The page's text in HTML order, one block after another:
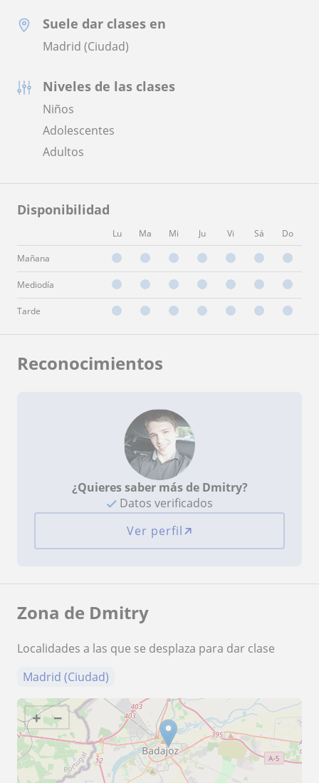
Suele dar clases en
Madrid (Ciudad)
Niveles de las clases
Niños
Adolescentes
Adultos
Disponibilidad
Lu Ma Mi Ju Vi Sá Do
Mañana
Mediodía
Tarde
Reconocimientos
¿Quieres saber más de Dmitry?
Datos verificados
Ver perfil
Zona de Dmitry
Localidades a las que se desplaza para dar clase
Madrid (Ciudad)
+ −